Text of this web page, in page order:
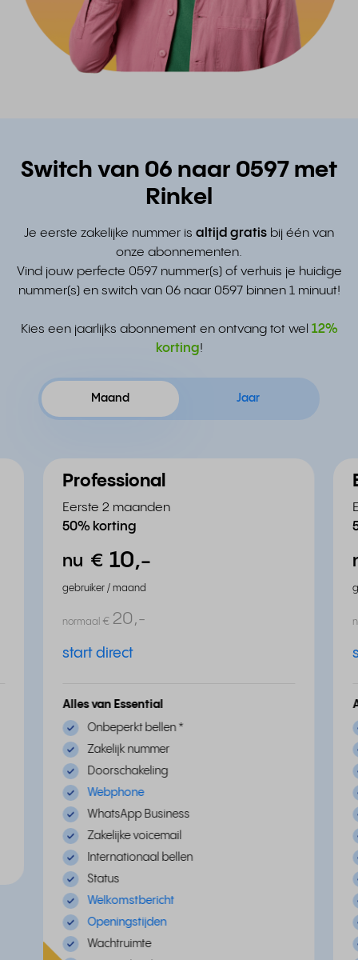
Switch van 06 naar 0597 met
Rinkel
Je eerste zakelijke nummer is altijd gratis bij één van
onze abonnementen.
Vind jouw perfecte 0597 nummer(s) of verhuis je huidige
nummer(s) en switch van 06 naar 0597 binnen 1 minuut!
Kies een jaarlijks abonnement en ontvang tot wel 12%
korting!
Maand Jaar
Professional
Eerste 2 maanden
50% korting
nu € 10,-
gebruiker / maand
normaal € 20,-
start direct
Alles van Essential
Onbeperkt bellen *
Zakelijk nummer
Doorschakeling
Webphone
WhatsApp Business
Zakelijke voicemail
Internationaal bellen
Status
Welkomstbericht
Openingstijden
Wachtruimte